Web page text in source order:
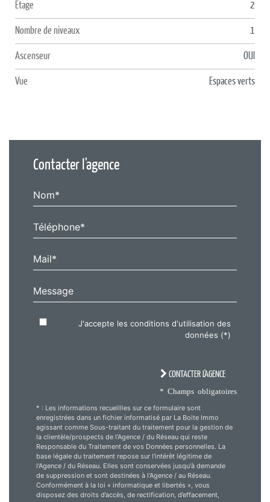
Etage 2
Nombre de niveaux 1
Ascenseur OUI
Vue Espaces verts
Contacter l'agence
Nom*
Téléphone*
Mail*
Message
J'accepte les conditions d'utilisation des
données (*)
CONTACTER L'AGENCE
* Champs obligatoires
* : Les informations recueillies sur ce formulaire sont
enregistrées dans un fichier informatisé par La Boite Immo
agissant comme Sous-traitant du traitement pour la gestion de
la clientèle/prospects de l'Agence / du Réseau qui reste
Responsable du Traitement de vos Données personnelles. La
base légale du traitement repose sur l'intérêt légitime de
l'Agence / du Réseau. Elles sont conservées jusqu'à demande
de suppression et sont destinées à l'Agence / au Réseau.
Conformément à la loi « informatique et libertés », vous
disposez des droits d’accès, de rectification, d’effacement,